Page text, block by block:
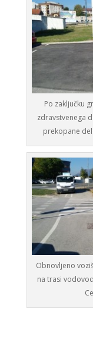
Po zaključku
zdravstvenega
prekopane
Obnovljeno
na trasi